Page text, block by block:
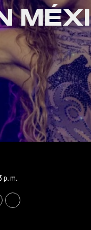
p. m.
Print